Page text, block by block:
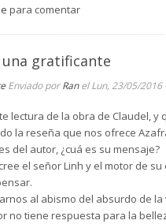
para comentar
una gratificante
Enviado porRanel Lun, 23/05/2016
lectura de la obra de Claudel,
la reseña que nos ofrece
del autor, ¿cuá es su mensaje?
el señor Linh y el motor de
al abismo del absurdo de
no tiene respuesta para la